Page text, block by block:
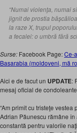
“Numai violenţa, numai
jignit de prostia
la raze X, trupul
a fecalei: o umbră fără
Surse: Facebook Page:Ce-
Basarabia (moldoveni, mă
Aici e de facut un UPDATE:
mesaj oficial de
“Am primit cu tristeţe
Adrian Păunescu rămâne
constantă pentru valorile